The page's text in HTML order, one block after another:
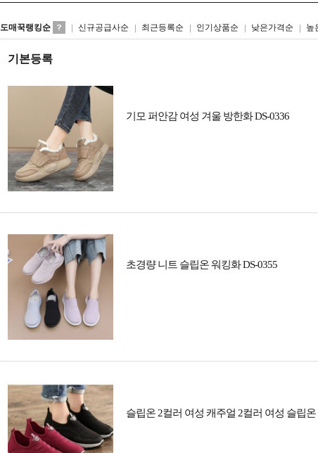
도매꾹랭킹순 신규공급사순 최근등록순 인기상품순 낮은가격순 높
리스트형갤러리형
기본등록
기모 퍼안감 여성 겨울 방한화 DS-0336
초경량 니트 슬립온 워킹화 DS-0355
슬립온 2컬러 여성 캐주얼 2컬러 여성 슬립